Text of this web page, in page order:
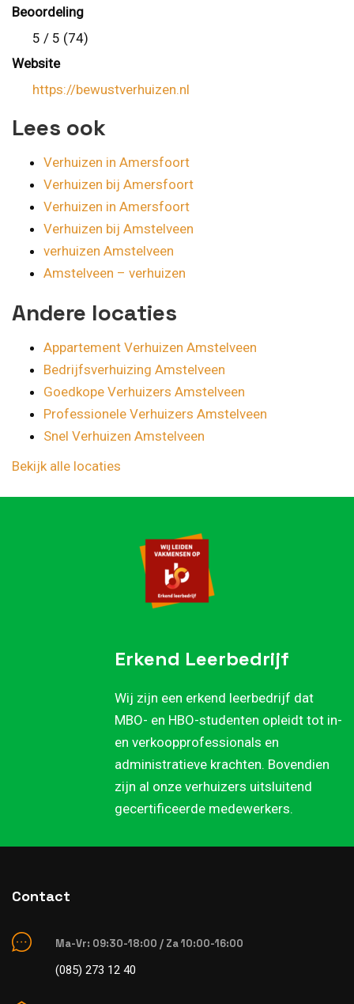
Beoordeling
5 / 5 (74)
Website
https://bewustverhuizen.nl
Lees ook
Verhuizen in Amersfoort
Verhuizen bij Amersfoort
Verhuizen in Amersfoort
Verhuizen bij Amstelveen
verhuizen Amstelveen
Amstelveen – verhuizen
Andere locaties
Appartement Verhuizen Amstelveen
Bedrijfsverhuizing Amstelveen
Goedkope Verhuizers Amstelveen
Professionele Verhuizers Amstelveen
Snel Verhuizen Amstelveen
Bekijk alle locaties
Erkend Leerbedrijf
Wij zijn een erkend leerbedrijf dat
MBO- en HBO-studenten opleidt tot in-
en verkoopprofessionals en
administratieve krachten. Bovendien
zijn al onze verhuizers uitsluitend
gecertificeerde medewerkers.
Contact
Ma-Vr: 09:30-18:00 / Za 10:00-16:00
(085) 273 12 40